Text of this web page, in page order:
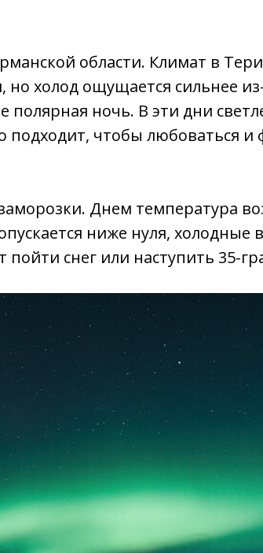
области. Климат в
но холод ощущается сильнее
ночь. В эти дни
подходит, чтобы любоваться и
Днем температура
ниже нуля,
снег или наступить 35-